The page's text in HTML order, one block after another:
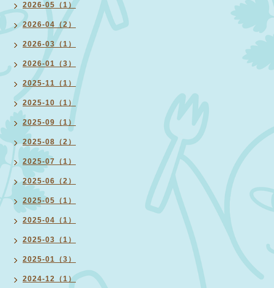
2026-05（1）
2026-04（2）
2026-03（1）
2026-01（3）
2025-11（1）
2025-10（1）
2025-09（1）
2025-08（2）
2025-07（1）
2025-06（2）
2025-05（1）
2025-04（1）
2025-03（1）
2025-01（3）
2024-12（1）